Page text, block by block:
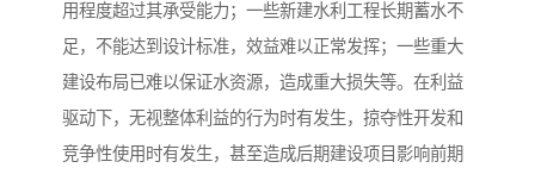
用程度超过其承受能力；一些新建水利工程长期蓄水不
足，不能达到设计标准，效益难以正常发挥；一些重大
建设布局已难以保证水资源，造成重大损失等。在利益
驱动下，无视整体利益的行为时有发生，掠夺性开发和
竞争性使用时有发生，甚至造成后期建设项目影响前期